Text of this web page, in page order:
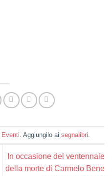
Eventi . Aggiungilo ai segnalibri
In occasione del ventennale
della morte di Carmelo Bene